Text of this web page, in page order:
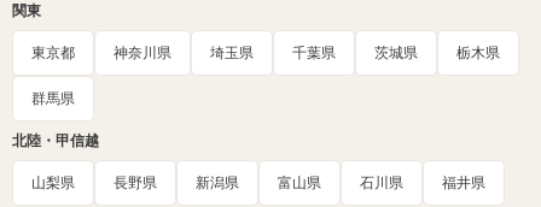
関東
東京都 神奈川県 埼玉県 千葉県 茨城県 栃木県
群馬県
北陸・甲信越
山梨県 長野県 新潟県 富山県 石川県 福井県